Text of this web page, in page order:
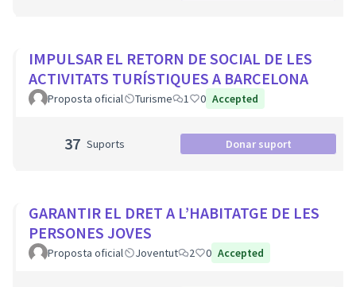
IMPULSAR EL RETORN DE SOCIAL DE LES
ACTIVITATS TURÍSTIQUES A BARCELONA
Proposta oficial Turisme 1 0 Accepted
37 Suports Donar suport
GARANTIR EL DRET A L’HABITATGE DE LES
PERSONES JOVES
Proposta oficial Joventut 2 0 Accepted